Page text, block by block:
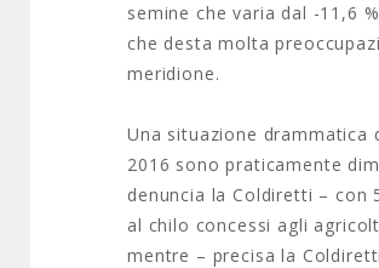
semine che varia dal -11,6
che desta molta
meridione.
Una situazione drammatica
2016 sono praticamente
denuncia la Coldiretti – con
al chilo concessi agli
mentre – precisa la